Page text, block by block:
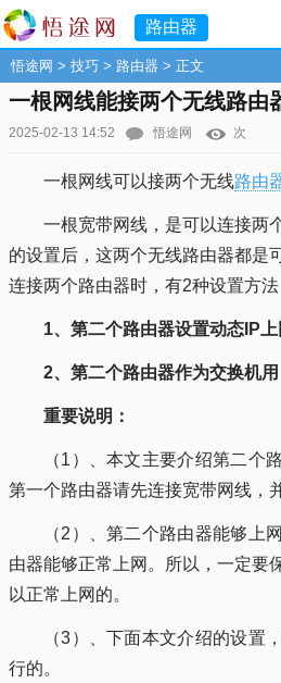
路由器
悟途网 > 技巧 > 路由器 > 正文
一根网线能接两个无线路由
2025-02-13 14:52 悟途网 次
一根网线可以接两个无线路由
一根宽带网线，是可以连接两
的设置后，这两个无线路由器都是
连接两个路由器时，有2种设置方法
1、第二个路由器设置动态IP上
2、第二个路由器作为交换机用
重要说明：
（1）、本文主要介绍第二个
第一个路由器请先连接宽带网线，
（2）、第二个路由器能够上
由器能够正常上网。所以，一定要
以正常上网的。
（3）、下面本文介绍的设置
行的。